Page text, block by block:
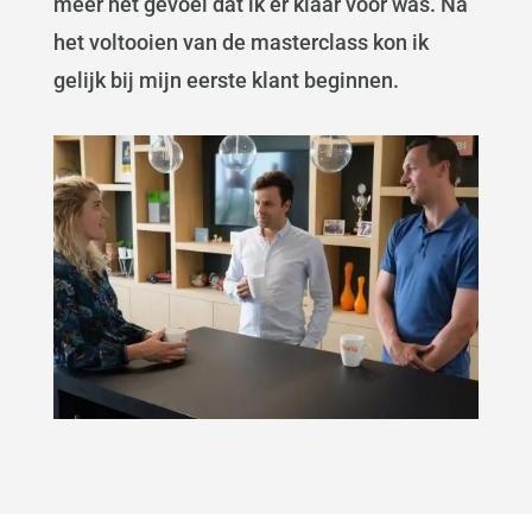
het voltooien van de masterclass kon ik
gelijk bij mijn eerste klant beginnen.